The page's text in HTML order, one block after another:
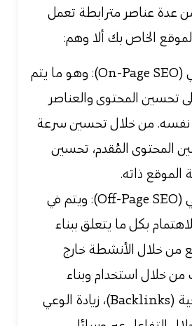
عدة عناصر مترابطة تعمل
الخاص بك ألا وهم:
السيو الداخلي (On-Page SEO): وهو ما يتم
تحسين المحتوى والعناصر
نفسه. من خلال تحسين سرعة
المحتوى المُقدم، تحسين
الموقع ذاته.
السيو الخارجي (Off-Page SEO): ويتم في
بكل ما يتعلق ببناء
من خلال الأنشطة خارج
من خلال استخدام وبناء
الروابط الخارجية (Backlinks)، زيادة الوعي